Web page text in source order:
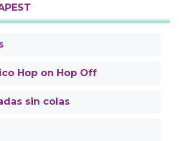
Hop on Hop Off
sin colas